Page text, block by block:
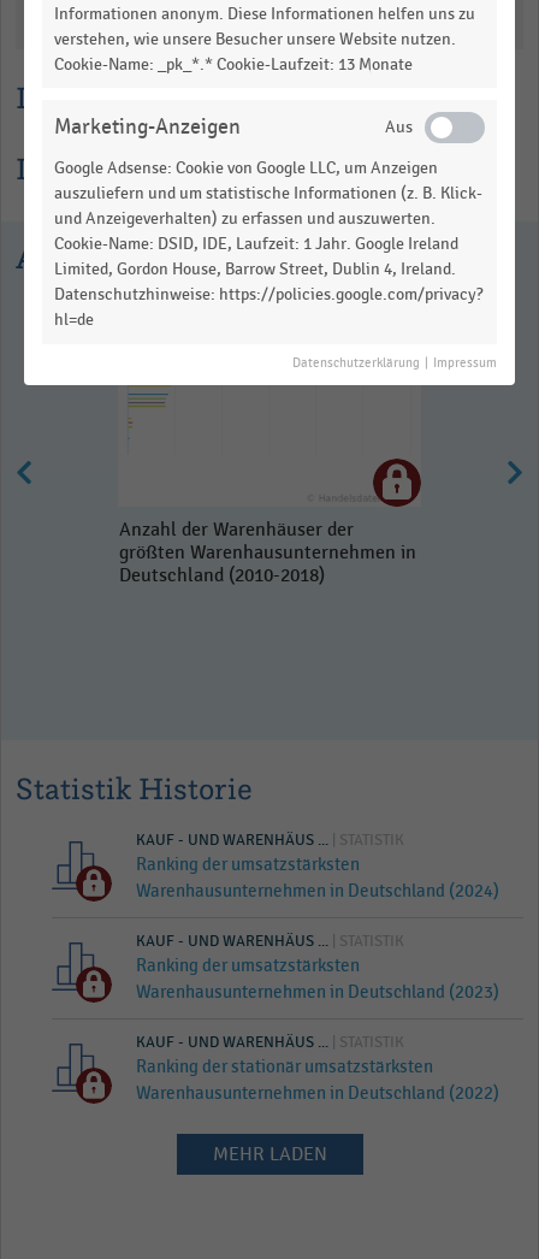
Lesehilfe
Informationen zur Statistik
Katalogisierung
Ausgewählte Statistiken
Anzahl der Warenhäuser der
größten Warenhausunternehmen in
Deutschland (2010-2018)
Statistik Historie
KAUF - UND WARENHÄUS ... | STATISTIK
Ranking der umsatzstärksten
Warenhausunternehmen in Deutschland (2024)
KAUF - UND WARENHÄUS ... | STATISTIK
Ranking der umsatzstärksten
Warenhausunternehmen in Deutschland (2023)
KAUF - UND WARENHÄUS ... | STATISTIK
Ranking der stationär umsatzstärksten
Warenhausunternehmen in Deutschland (2022)
MEHR LADEN
Informationen anonym. Diese Informationen helfen uns zu
verstehen, wie unsere Besucher unsere Website nutzen.
Cookie-Name: _pk_*.* Cookie-Laufzeit: 13 Monate
Marketing-Anzeigen
Google Adsense: Cookie von Google LLC, um Anzeigen
auszuliefern und um statistische Informationen (z. B. Klick-
und Anzeigeverhalten) zu erfassen und auszuwerten.
Cookie-Name: DSID, IDE, Laufzeit: 1 Jahr. Google Ireland
Limited, Gordon House, Barrow Street, Dublin 4, Ireland.
Datenschutzhinweise: https://policies.google.com/privacy?
hl=de
Datenschutzerklärung Impressum